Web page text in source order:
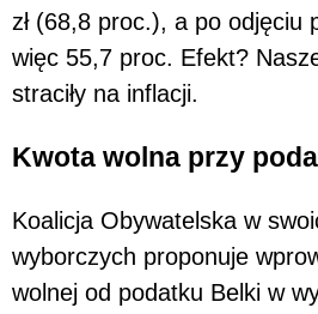
zł (68,8 proc.), a po odjęciu
więc 55,7 proc. Efekt?
straciły na inflacji.
Kwota wolna przy
Koalicja Obywatelska w
wyborczych proponuje
wolnej od podatku Belki w